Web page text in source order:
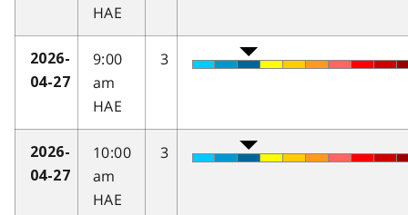
HAE
2026-
04-27
9:00
am
HAE
3
2026-
04-27
10:00
am
HAE
3